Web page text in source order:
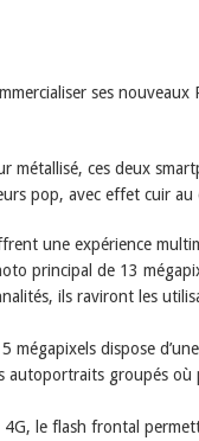
ses
métallisé, ces deux
pop, avec effet cuir au
une expérience
principal de 13
ils raviront les
mégapixels dispose
autoportraits groupés où
4G, le flash frontal